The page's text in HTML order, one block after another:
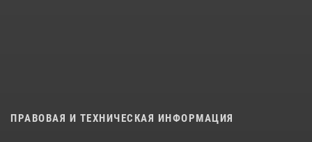
ПРАВОВАЯ И ТЕХНИЧЕСКАЯ ИНФОРМАЦИЯ